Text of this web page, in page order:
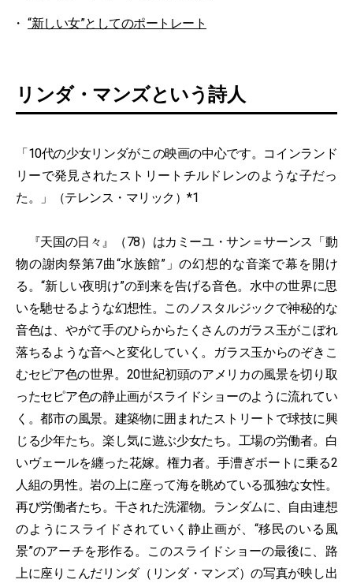
“新しい女”としてのポートレート
リンダ・マンズという詩人
「10代の少女リンダがこの映画の中心です。コインランド
リーで発見されたストリートチルドレンのような子だっ
た。」（テレンス・マリック）*1
『天国の日々』（78）はカミーユ・サン＝サーンス「動
物の謝肉祭第7曲“水族館”」の幻想的な音楽で幕を開け
る。“新しい夜明け”の到来を告げる音色。水中の世界に思
いを馳せるような幻想性。このノスタルジックで神秘的な
音色は、やがて手のひらからたくさんのガラス玉がこぼれ
落ちるような音へと変化していく。ガラス玉からのぞきこ
むセピア色の世界。20世紀初頭のアメリカの風景を切り取
ったセピア色の静止画がスライドショーのように流れてい
く。都市の風景。建築物に囲まれたストリートで球技に興
じる少年たち。楽し気に遊ぶ少女たち。工場の労働者。白
いヴェールを纏った花嫁。権力者。手漕ぎボートに乗る2
人組の男性。岩の上に座って海を眺めている孤独な女性。
再び労働者たち。干された洗濯物。ランダムに、自由連想
のようにスライドされていく静止画が、“移民のいる風
景”のアーチを形作る。このスライドショーの最後に、路
上に座りこんだリンダ（リンダ・マンズ）の写真が映し出